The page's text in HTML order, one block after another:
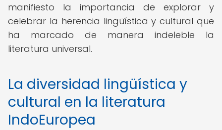
manifiesto la importancia de explorar y
celebrar la herencia lingüística y cultural que
ha marcado de manera indeleble la
literatura universal.
La diversidad lingüística y
cultural en la literatura
IndoEuropea